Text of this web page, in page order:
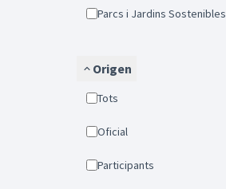
Parcs i Jardins Sostenibles
Origen
Tots
Oficial
Participants